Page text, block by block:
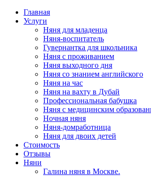
Главная
Услуги
Няня для младенца
Няня-воспитатель
Гувернантка для школьника
Няня с проживанием
Няня выходного дня
Няня со знанием английского
Няня на час
Няня на вахту в Дубай
Профессиональная бабушка
Няня с медицинским
Ночная няня
Няня-домработница
Няня для двоих детей
Стоимость
Отзывы
Няни
Галина няня в Москве.